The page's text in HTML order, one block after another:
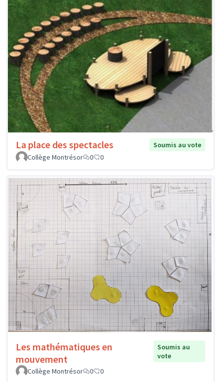
La place des spectacles
Soumis au vote
Collège Montrésor
0 0
Les mathématiques en
mouvement
Soumis au
vote
Collège Montrésor
0 0